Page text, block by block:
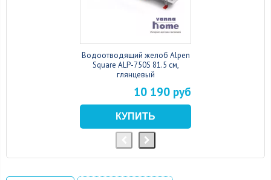
Водоотводящий желоб Alpen
Square ALP-750S 81.5 см,
глянцевый
10 190 руб